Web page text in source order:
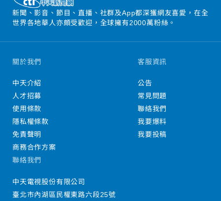
新聞、影音、節目、直播、社群及App都深獲網友喜愛，在全
世界各地華人亦頗受歡迎，全球擁有2000萬粉絲。
關於我們
中天介紹
人才招募
使用條款
隱私權條款
免責聲明
商務合作方案
客服資訊
公告
常見問題
聯絡我們
我要爆料
我要投稿
聯絡我們
中天電視股份有限公司
臺北市內湖區民權東路六段25號